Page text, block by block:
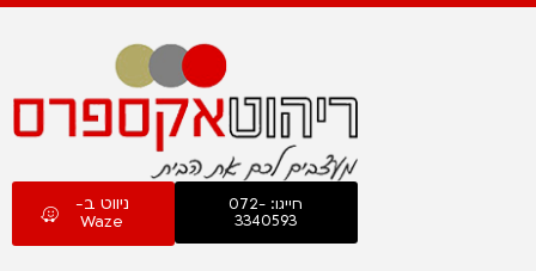
חייגו: 072-
3340593
ניווט ב-
Waze